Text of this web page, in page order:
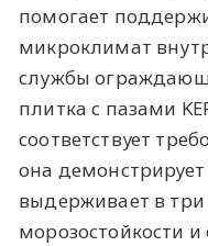
помогает
микроклимат
службы
плитка с пазами
соответствует
она
выдерживает в
морозостойкости